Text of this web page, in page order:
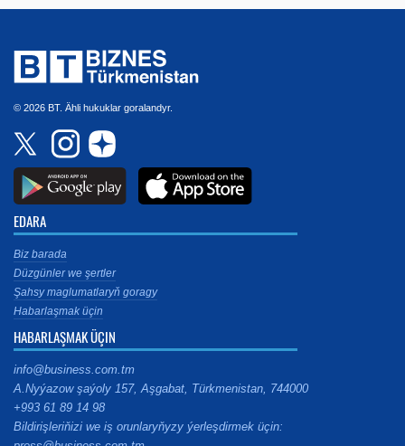
© 2026 BT. Ähli hukuklar goralandyr.
EDARA
Biz barada
Düzgünler we şertler
Şahsy maglumatlaryň goragy
Habarlaşmak üçin
HABARLAŞMAK ÜÇIN
info@business.com.tm
A.Nyýazow şaýoly 157, Aşgabat, Türkmenistan, 744000
+993 61 89 14 98
Bildirişleriňizi we iş orunlaryňyzy ýerleşdirmek üçin: